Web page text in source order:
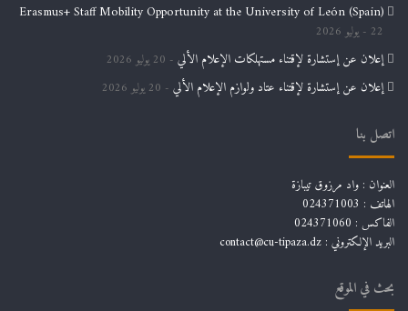
Erasmus+ Staff Mobility Opportunity at the University of León (Spain)
22 يوليو 2026
إعلان عن إستشارة لإقتناء مستهلكات الإعلام الألي 20 يوليو 2026
إعلان عن إستشارة لإقتناء عتاد ولوازم الإعلام الألي 20 يوليو 2026
اتصل بنا
العنوان : واد مرزوق تيبازة
الهاتف : 024371003
الفاكس : 024371060
البريد الإلكتروني : contact@cu-tipaza.dz
بحث في الموقع